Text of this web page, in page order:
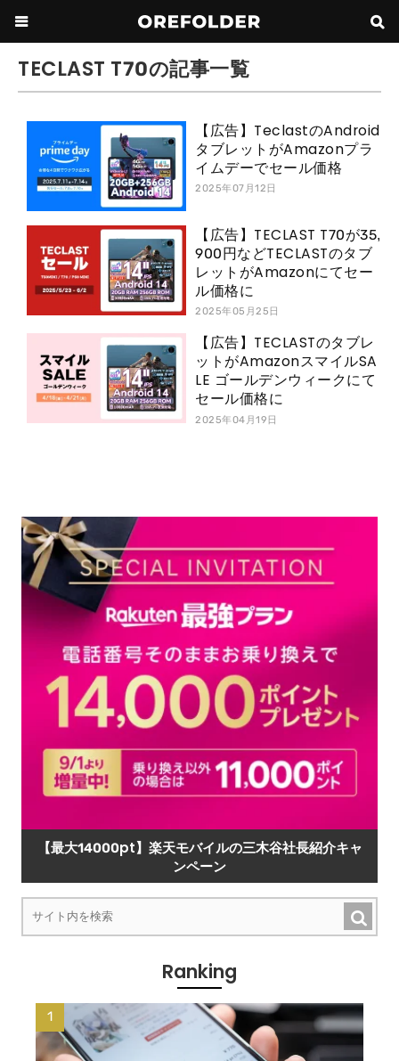
TECLAST T70の記事一覧
【広告】TeclastのAndroid
タブレットがAmazonプラ
イムデーでセール価格
2025年07月12日
【広告】TECLAST T70が35,
900円などTECLASTのタブ
レットがAmazonにてセー
ル価格に
2025年05月25日
【広告】TECLASTのタブレ
ットがAmazonスマイルSA
LE ゴールデンウィークにて
セール価格に
2025年04月19日
【最大14000pt】楽天モバイルの三木谷社長紹介キャ
ンペーン
Ranking